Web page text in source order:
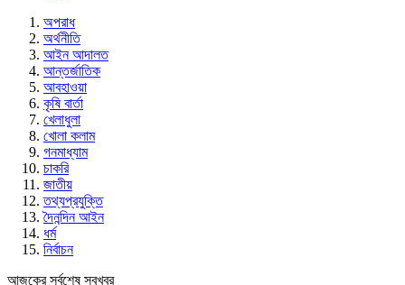
অপরাধ
অর্থনীতি
আইন আদালত
আন্তর্জাতিক
আবহাওয়া
কৃষি বার্তা
খেলাধুলা
খোলা কলাম
গনমাধ্যাম
চাকরি
জাতীয়
তথ্যপ্রযুক্তি
দৈনন্দিন আইন
ধর্ম
নির্বাচন
আজকের সর্বশেষ সবখবর